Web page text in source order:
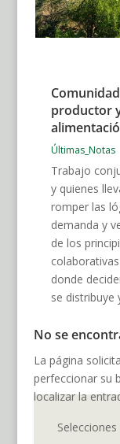
productor
Últimas_Notas
Trabajo
y quienes
romper las
demanda y
de los
donde
se distribuye
No se
La página
perfeccionar su
localizar la